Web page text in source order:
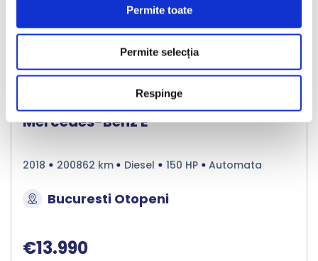
Permite toate
Permite selecția
Respinge
LIVRARE LA TINE ACASA
Mercedes-Benz E
2018 200862 km Diesel 150 HP Automata
Bucuresti Otopeni
€13.990